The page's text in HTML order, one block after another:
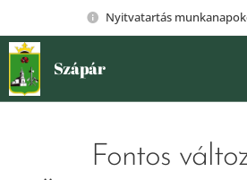
Nyitvatartás
Szápár
Fontos